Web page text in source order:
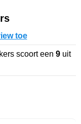
toe
scoort een 9 uit